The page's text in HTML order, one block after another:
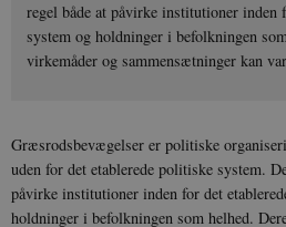
regel både at påvirke institutioner inden
system og holdninger i befolkningen
virkemåder og sammensætninger kan
Græsrodsbevægelser er politiske
uden for det etablerede politiske system.
påvirke institutioner inden for det
holdninger i befolkningen som helhed.